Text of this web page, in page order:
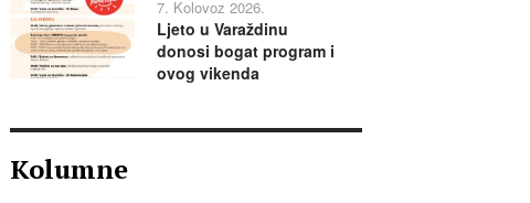
7. Kolovoz 2026.
Ljeto u Varaždinu
donosi bogat program i
ovog vikenda
Kolumne